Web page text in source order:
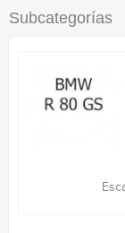
Subcategorías